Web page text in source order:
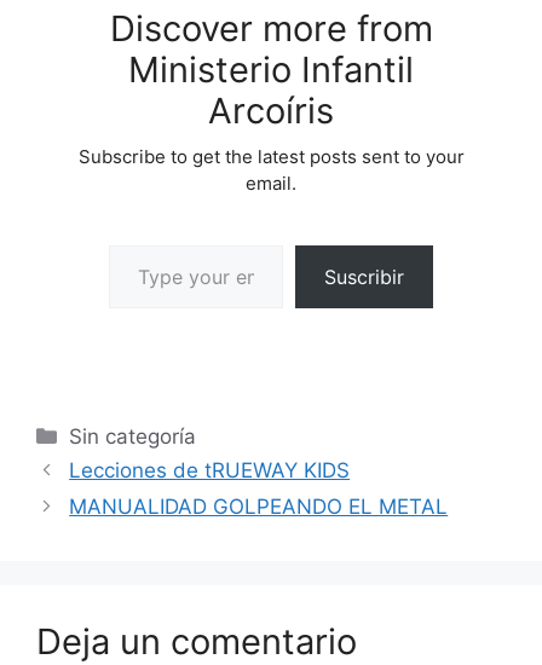
Discover more from
Ministerio Infantil
Arcoíris
Subscribe to get the latest posts sent to your
email.
Suscribir
Sin categoría
Lecciones de tRUEWAY KIDS
MANUALIDAD GOLPEANDO EL METAL
Deja un comentario